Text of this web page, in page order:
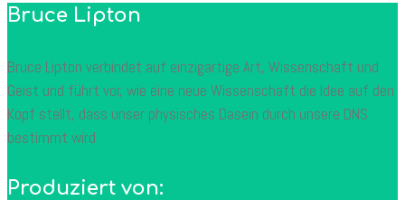
Bruce Lipton
Bruce Lipton verbindet auf einzigartige Art, Wissenschaft und
Geist und führt vor, wie eine neue Wissenschaft die Idee auf den
Kopf stellt, dass unser physisches Dasein durch unsere DNS
bestimmt wird
Produziert von: